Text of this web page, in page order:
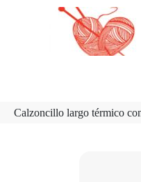
Calzoncillo largo térmico